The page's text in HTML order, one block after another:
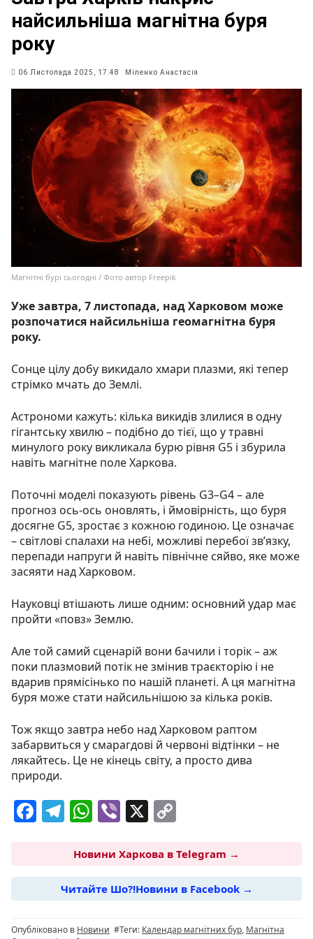
найсильніша магнітна буря
року
06 Листопада 2025, 17:48 Міленко Анастасія
Магнітні бурі сьогодні / Фото автор Freepik
Уже завтра, 7 листопада, над Харковом може
розпочатися найсильніша геомагнітна буря
року.
Сонце цілу добу викидало хмари плазми, які тепер
стрімко мчать до Землі.
Астрономи кажуть: кілька викидів злилися в одну
гігантську хвилю – подібно до тієї, що у травні
минулого року викликала бурю рівня G5 і збурила
навіть магнітне поле Харкова.
Поточні моделі показують рівень G3–G4 – але
прогноз ось-ось оновлять, і ймовірність, що буря
досягне G5, зростає з кожною годиною. Це означає
– світлові спалахи на небі, можливі перебої зв’язку,
перепади напруги й навіть північне сяйво, яке може
засяяти над Харковом.
Науковці втішають лише одним: основний удар має
пройти «повз» Землю.
Але той самий сценарій вони бачили і торік – аж
поки плазмовий потік не змінив траєкторію і не
вдарив прямісінько по нашій планеті. А ця магнітна
буря може стати найсильнішою за кілька років.
Тож якщо завтра небо над Харковом раптом
забарвиться у смарагдові й червоні відтінки – не
лякайтесь. Це не кінець світу, а просто дива
природи.
F
e
b
o
T
e
g
ra
m
W
at
s
A
p
Vi
er
X
p
y
Li
n
Новини Харкова в Telegram →
Читайте Шо?!Новини в Facebook →
Опубліковано в Новини #Теги: Календар магнітних бур, Магнітна